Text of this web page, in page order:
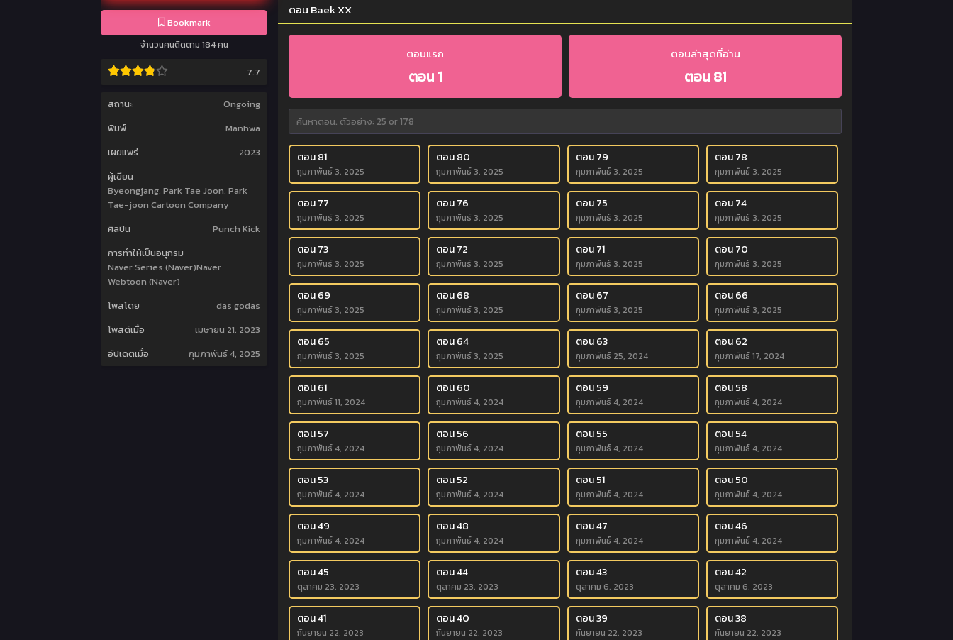
Bookmark
จำนวนคนติดตาม 184 คน
7.7
สถานะ
Ongoing
พิมพ์
Manhwa
เผยแพร่
2023
ผู้เขียน
Byeongjang, Park Tae Joon, Park
Tae-joon Cartoon Company
ศิลปิน
Punch Kick
การทำให้เป็นอนุกรม
Naver Series (Naver)Naver
Webtoon (Naver)
โพสโดย
das godas
โพสต์เมื่อ
เมษายน 21, 2023
อัปเดตเมื่อ
กุมภาพันธ์ 4, 2025
ตอน Baek XX
ตอนแรก
ตอน 1
ตอนล่าสุดที่อ่าน
ตอน 81
ตอน 81
กุมภาพันธ์ 3, 2025
ตอน 80
กุมภาพันธ์ 3, 2025
ตอน 79
กุมภาพันธ์ 3, 2025
ตอน 78
กุมภาพันธ์ 3, 2025
ตอน 77
กุมภาพันธ์ 3, 2025
ตอน 76
กุมภาพันธ์ 3, 2025
ตอน 75
กุมภาพันธ์ 3, 2025
ตอน 74
กุมภาพันธ์ 3, 2025
ตอน 73
กุมภาพันธ์ 3, 2025
ตอน 72
กุมภาพันธ์ 3, 2025
ตอน 71
กุมภาพันธ์ 3, 2025
ตอน 70
กุมภาพันธ์ 3, 2025
ตอน 69
กุมภาพันธ์ 3, 2025
ตอน 68
กุมภาพันธ์ 3, 2025
ตอน 67
กุมภาพันธ์ 3, 2025
ตอน 66
กุมภาพันธ์ 3, 2025
ตอน 65
กุมภาพันธ์ 3, 2025
ตอน 64
กุมภาพันธ์ 3, 2025
ตอน 63
กุมภาพันธ์ 25, 2024
ตอน 62
กุมภาพันธ์ 17, 2024
ตอน 61
กุมภาพันธ์ 11, 2024
ตอน 60
กุมภาพันธ์ 4, 2024
ตอน 59
กุมภาพันธ์ 4, 2024
ตอน 58
กุมภาพันธ์ 4, 2024
ตอน 57
กุมภาพันธ์ 4, 2024
ตอน 56
กุมภาพันธ์ 4, 2024
ตอน 55
กุมภาพันธ์ 4, 2024
ตอน 54
กุมภาพันธ์ 4, 2024
ตอน 53
กุมภาพันธ์ 4, 2024
ตอน 52
กุมภาพันธ์ 4, 2024
ตอน 51
กุมภาพันธ์ 4, 2024
ตอน 50
กุมภาพันธ์ 4, 2024
ตอน 49
กุมภาพันธ์ 4, 2024
ตอน 48
กุมภาพันธ์ 4, 2024
ตอน 47
กุมภาพันธ์ 4, 2024
ตอน 46
กุมภาพันธ์ 4, 2024
ตอน 45
ตุลาคม 23, 2023
ตอน 44
ตุลาคม 23, 2023
ตอน 43
ตุลาคม 6, 2023
ตอน 42
ตุลาคม 6, 2023
ตอน 41
กันยายน 22, 2023
ตอน 40
กันยายน 22, 2023
ตอน 39
กันยายน 22, 2023
ตอน 38
กันยายน 22, 2023